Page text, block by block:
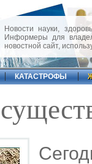
Новости науки,
Информеры для
новостной сайт,
КАТАСТРОФЫ